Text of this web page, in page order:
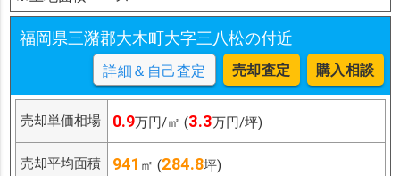
福岡県三潴郡大木町大字三八松の付近
詳細＆自己査定 売却査定 購入相談
売却単価相場 0.9万円/㎡ (3.3万円/坪)
売却平均面積 941 ㎡ (284.8坪)